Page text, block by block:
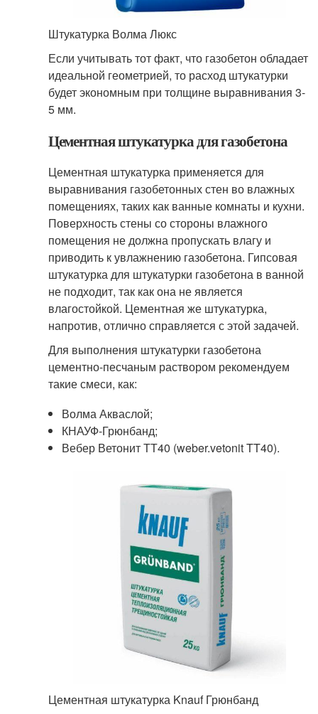
Штукатурка Волма Люкс
Если учитывать тот факт, что газобетон обладает
идеальной геометрией, то расход штукатурки
будет экономным при толщине выравнивания 3-
5 мм.
Цементная штукатурка для газобетона
Цементная штукатурка применяется для
выравнивания газобетонных стен во влажных
помещениях, таких как ванные комнаты и кухни.
Поверхность стены со стороны влажного
помещения не должна пропускать влагу и
приводить к увлажнению газобетона. Гипсовая
штукатурка для штукатурки газобетона в ванной
не подходит, так как она не является
влагостойкой. Цементная же штукатурка,
напротив, отлично справляется с этой задачей.
Для выполнения штукатурки газобетона
цементно-песчаным раствором рекомендуем
такие смеси, как:
Волма Акваслой;
КНАУФ-Грюнбанд;
Вебер Ветонит ТТ40 (weber.vetonit TT40).
Цементная штукатурка Knauf Грюнбанд